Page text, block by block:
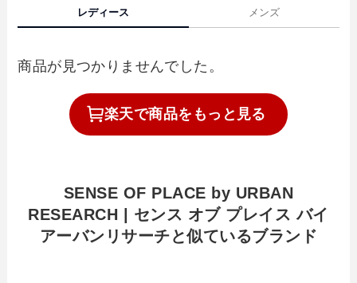
レディース メンズ
商品が見つかりませんでした。
楽天で商品を もっと見る
SENSE OF PLACE by URBAN
RESEARCH | センス オブ プレイス バイ
アーバンリサーチと似ているブランド